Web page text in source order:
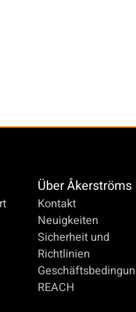
Über Åkerströms
Kontakt
Neuigkeiten
Sicherheit und
Richtlinien
REACH